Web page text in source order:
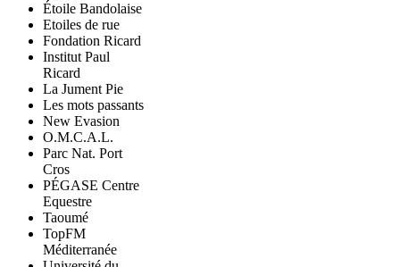
Étoile Bandolaise
Etoiles de rue
Fondation Ricard
Institut Paul
Ricard
La Jument Pie
Les mots passants
New Evasion
O.M.C.A.L.
Parc Nat. Port
Cros
PÉGASE Centre
Equestre
Taoumé
TopFM
Méditerranée